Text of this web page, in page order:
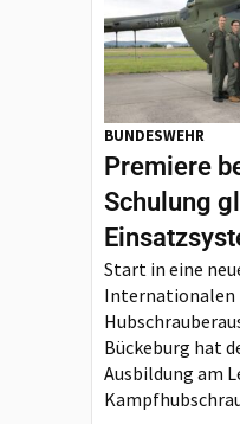
BUNDESWEHR
Premiere
Schulung
Start in eine
Internationalen
Bückeburg hat
Ausbildung am